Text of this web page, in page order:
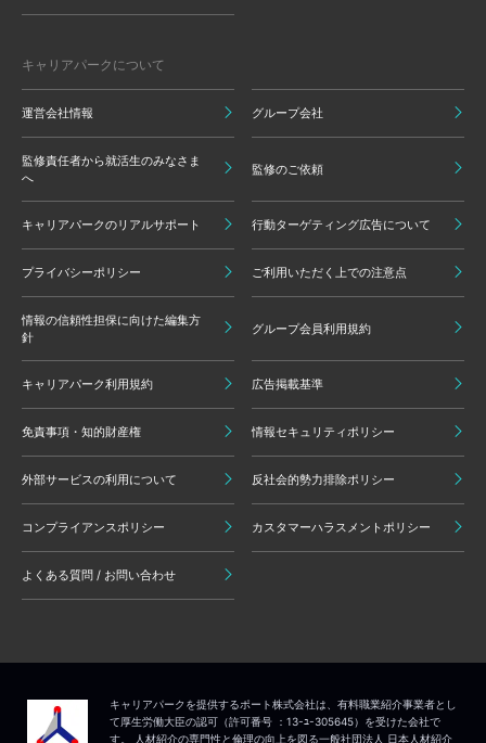
キャリアパークについて
運営会社情報 グループ会社
監修責任者から就活生のみなさま
へ
監修のご依頼
キャリアパークのリアルサポート 行動ターゲティング広告について
プライバシーポリシー ご利用いただく上での注意点
情報の信頼性担保に向けた編集方
針
グループ会員利用規約
キャリアパーク利用規約 広告掲載基準
免責事項・知的財産権 情報セキュリティポリシー
外部サービスの利用について 反社会的勢力排除ポリシー
コンプライアンスポリシー カスタマーハラスメントポリシー
よくある質問 / お問い合わせ